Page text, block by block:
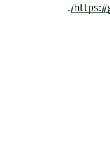
https://
.